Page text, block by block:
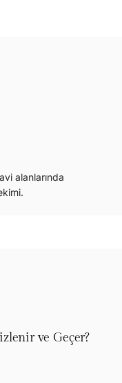
alanlarında
ve Geçer?